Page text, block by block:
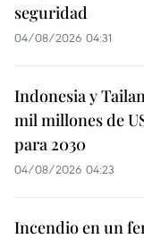
seguridad
04/08/2026 04:31
Indonesia y
mil millones de
para 2030
04/08/2026 04:23
Incendio en un